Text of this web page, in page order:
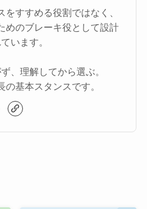
すすめる役割ではなく、
めのブレーキ役として設計
います。
、理解してから選ぶ。
の基本スタンスです。